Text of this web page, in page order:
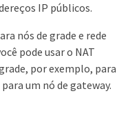
IP públicos.
nós de grade e rede
pode usar o NAT
por exemplo, para
um nó de gateway.